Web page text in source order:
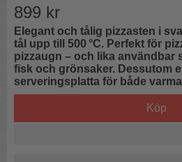
899 kr
Elegant och tålig pizzasten i
tål upp till 500 °C. Perfekt för
pizzaugn – och lika användbar
fisk och grönsaker. Dessutom
serveringsplatta för både
Köp